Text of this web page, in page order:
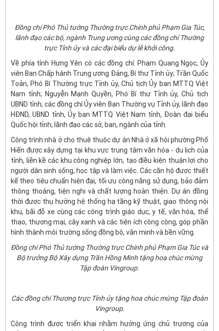
Đồng chí Phó Thủ tướng Thường trực Chính phủ Phạm Gia Túc,
lãnh đạo các bộ, ngành Trung ương cùng các đồng chí Thường
trực Tỉnh ủy và các đại biểu dự lễ khởi công.
Về phía tỉnh Hưng Yên có các đồng chí: Phạm Quang Ngọc, Ủy
viên Ban Chấp hành Trung ương Đảng, Bí thư Tỉnh ủy; Trần Quốc
Toản, Phó Bí Thường trực Tỉnh ủy, Chủ tịch Ủy ban MTTQ Việt
Nam tỉnh; Nguyễn Mạnh Quyền, Phó Bí thư Tỉnh ủy, Chủ tịch
UBND tỉnh; các đồng chí Ủy viên Ban Thường vụ Tỉnh ủy, lãnh đạo
HĐND, UBND tỉnh, Ủy ban MTTQ Việt Nam tỉnh, Đoàn đại biểu
Quốc hội tỉnh; lãnh đạo các sở, ban, ngành của tỉnh.
Công trình nhà ở cho thuê thuộc dự án Nhà ở xã hội phường Phố
Hiến được xây dựng tại khu vực trung tâm văn hóa - du lịch của
tỉnh, liền kề các khu công nghiệp lớn, tạo điều kiện thuận lợi cho
người dân sinh sống, học tập và làm việc. Các căn hộ được thiết
kế theo tiêu chuẩn hiện đại, tối ưu công năng sử dụng, bảo đảm
thông thoáng, tiện nghi và chất lượng hoàn thiện. Dự án đồng
thời được thụ hưởng hệ thống hạ tầng kỹ thuật, giao thông nội
khu, bãi đỗ xe cùng các công trình giáo dục, y tế, văn hóa, thể
thao, thương mại, cây xanh và các tiện ích công cộng, góp phần
hình thành môi trường sống đồng bộ, văn minh và bền vững.
Đồng chí Phó Thủ tướng Thường trực Chính phủ Phạm Gia Túc và
Bộ trưởng Bộ Xây dựng Trần Hồng Minh tặng hoa chúc mừng
Tập đoàn Vingroup.
Các đồng chí Thương trực Tỉnh ủy tặng hoa chúc mừng Tập đoàn
Vingroup.
Công trình được triển khai nhằm hưởng ứng chủ trương của